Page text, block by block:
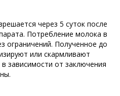
через 5 суток после
Потребление молока в
ограничений. Полученное до
или скармливают
зависимости от заключения